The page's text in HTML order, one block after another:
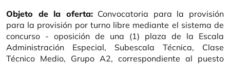
Objeto de la oferta:Convocatoria para la provisión
para la provisión por turno libre mediante el sistema de
concurso - oposición de una (1) plaza de la Escala
Administración Especial, Subescala Técnica, Clase
Técnico Medio, Grupo A2, correspondiente al puesto